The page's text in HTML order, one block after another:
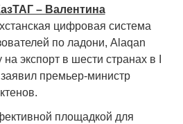
– Валентина
цифровая система
по ладони, Alaqan
экспорт в шести странах в I
премьер-министр
площадкой для